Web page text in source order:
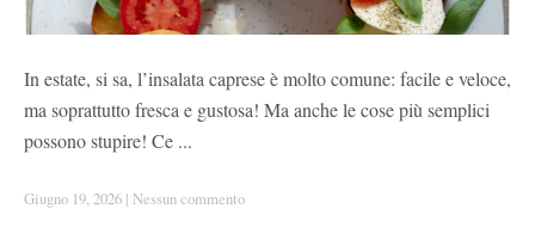
In estate, si sa, l’insalata caprese è molto comune: facile e veloce,
ma soprattutto fresca e gustosa! Ma anche le cose più semplici
possono stupire! Ce ...
Giugno 19, 2026 | Nessun commento